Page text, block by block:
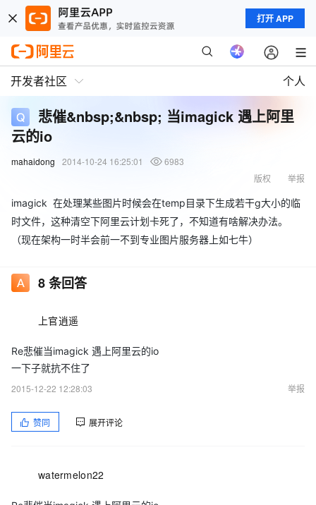
打开 APP
开发者社区 个人
悲催&nbsp;&nbsp; 当imagick 遇上阿里
云的io
mahaidong 2014-10-24 16:25:01
6983
举报
版权
imagick 在处理某些图片时候会在temp目录下生成若干g大小的临
时文件，这种清空下阿里云计划卡死了，不知道有啥解决办法。
（现在架构一时半会前一不到专业图片服务器上如七牛）
8条回答
上官逍遥
Re悲催当imagick 遇上阿里云的io
一下子就抗不住了
2015-12-22 12:28:03
举报
赞同 展开评论
watermelon22